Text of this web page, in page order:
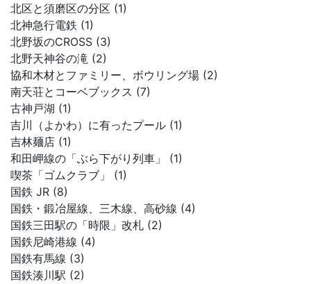
北区と須磨区の分区 (1)
北神急行電鉄 (1)
北野坂のCROSS (3)
北野天神谷の滝 (2)
協和木材とファミリー、ボウリング場 (2)
南天荘とコーベブックス (7)
古神戸湖 (1)
吉川（よかわ）に有ったプール (1)
吉林麺店 (1)
和田岬線の「ぶら下がり列車」 (1)
喫茶「ゴムクラブ」 (1)
国鉄 JR (8)
国鉄・鍛冶屋線、三木線、高砂線 (4)
国鉄三田駅の「時限」改札 (2)
国鉄尼崎港線 (4)
国鉄有馬線 (3)
国鉄湊川駅 (2)